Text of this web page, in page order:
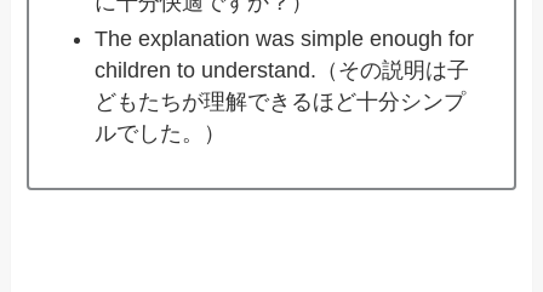
The explanation was simple enough for
children to understand.（その説明は子
どもたちが理解できるほど十分シンプ
ルでした。）